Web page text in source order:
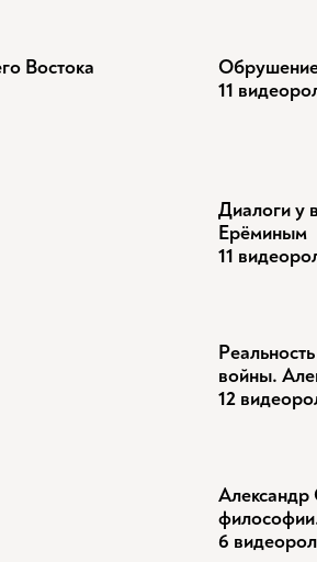
Востока
11
Диалоги у
Ерёминым
11
войны.
12
Александр
6